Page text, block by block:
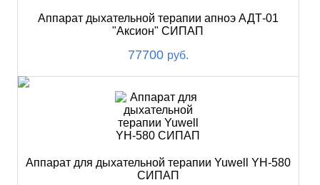
Аппарат дыхательной терапии апноэ АДТ-01
"Аксион" СИПАП
77700 руб.
Аппарат для дыхательной терапии Yuwell YH-580
СИПАП